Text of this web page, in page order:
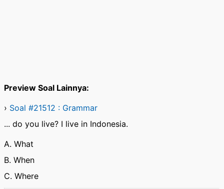
Preview Soal Lainnya:
› Soal #21512 : Grammar
... do you live? I live in Indonesia.
A. What
B. When
C. Where